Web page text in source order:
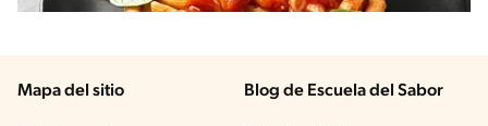
Mapa del sitio Blog de Escuela del Sabor